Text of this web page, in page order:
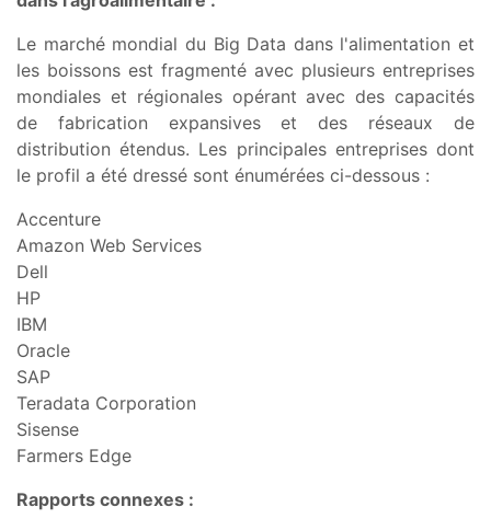
Le marché mondial du Big Data dans l'alimentation et
les boissons est fragmenté avec plusieurs entreprises
mondiales et régionales opérant avec des capacités
de fabrication expansives et des réseaux de
distribution étendus. Les principales entreprises dont
le profil a été dressé sont énumérées ci-dessous :
Accenture
Amazon Web Services
Dell
HP
IBM
Oracle
SAP
Teradata Corporation
Sisense
Farmers Edge
Rapports connexes :